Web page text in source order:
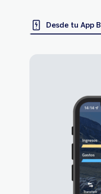
Desde tu App